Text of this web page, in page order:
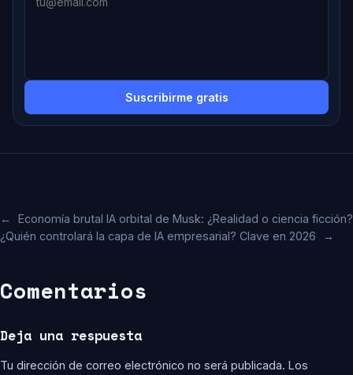
Suscribirme gratis
←
Economía brutal IA orbital de Musk: ¿Realidad o ciencia ficción?
¿Quién controlará la capa de IA empresarial? Clave en 2026
→
Comentarios
Deja una respuesta
Tu dirección de correo electrónico no será publicada. Los